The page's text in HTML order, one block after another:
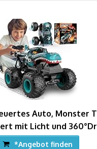
Auto, Monster
mit Licht und
*Angebot finden